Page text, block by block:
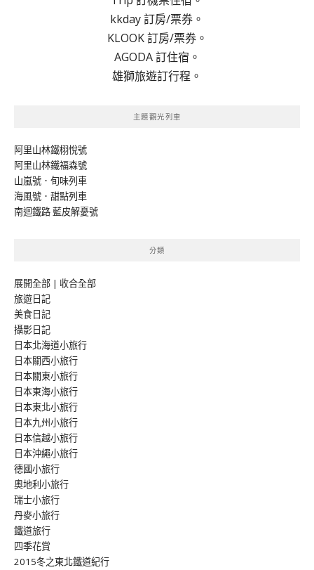
kkday 訂房/票券。
KLOOK 訂房/票券。
AGODA 訂住宿。
雄獅旅遊訂行程。
主題觀光列車
阿里山林鐵栩悅號
阿里山林鐵福森號
山嵐號．旬味列車
海風號．甜點列車
南迴鐵路 藍皮解憂號
分類
展開全部 | 收合全部
旅遊日記
美食日記
攝影日記
日本北海道小旅行
日本關西小旅行
日本關東小旅行
日本東海小旅行
日本東北小旅行
日本九州小旅行
日本信越小旅行
日本沖繩小旅行
德國小旅行
奧地利小旅行
瑞士小旅行
丹麥小旅行
鐵道旅行
四季花賞
2015冬之東北鐵道紀行